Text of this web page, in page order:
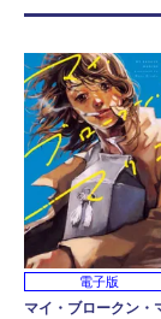
電子版
マイ・ブロークン・